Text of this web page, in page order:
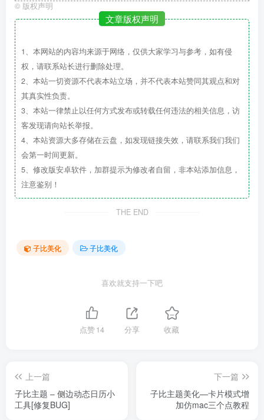
© 版权声明
文章版权声明
1、本网站的内容均来源于网络，仅供大家学习与参考，如有侵
权，请联系站长进行删除处理。
2、本站一切资源不代表本站立场，并不代表本站赞同其观点和对
其真实性负责。
3、本站一律禁止以任何方式发布或转载任何违法的相关信息，访
客发现请向站长举报。
4、本站资源大多存储在云盘，如发现链接失效，请联系我们我们
会第一时间更新。
5、修改版安卓软件，加群提示为修改者自留，非本站添加信息，
注意鉴别！
THE END
子比美化 子比美化
喜欢就支持一下吧
点赞14 分享 收藏
上一篇
子比主题 – 侧边动态日历小
工具[修复BUG]
下一篇
子比主题美化—卡片模式增
加仿mac三个点教程